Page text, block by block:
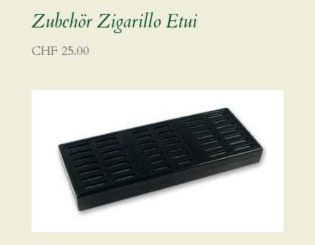
Zubehör Zigarillo Etui
CHF 25.00